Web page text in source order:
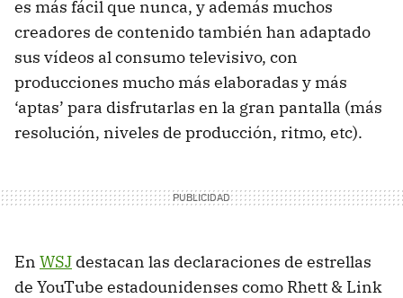
es más fácil que nunca, y además muchos
creadores de contenido también han adaptado
sus vídeos al consumo televisivo, con
producciones mucho más elaboradas y más
‘aptas’ para disfrutarlas en la gran pantalla (más
resolución, niveles de producción, ritmo, etc).
En WSJ destacan las declaraciones de estrellas
de YouTube estadounidenses como Rhett & Link